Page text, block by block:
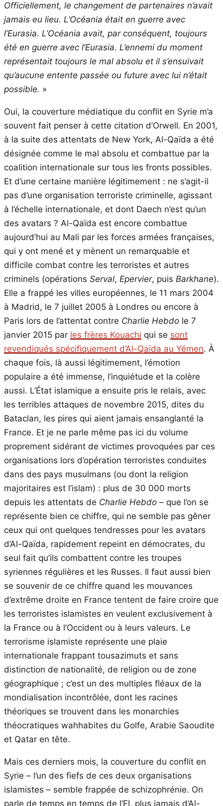
Officiellement, le changement de partenaires n’avait
jamais eu lieu. L’Océania était en guerre avec
l’Eurasia. L’Océania avait, par conséquent, toujours
été en guerre avec l’Eurasia. L’ennemi du moment
représentait toujours le mal absolu et il s’ensuivait
qu’aucune entente passée ou future avec lui n’était
possible. »
Oui, la couverture médiatique du conflit en Syrie m’a
souvent fait penser à cette citation d’Orwell. En 2001,
à la suite des attentats de New York, Al-Qaïda a été
désignée comme le mal absolu et combattue par la
coalition internationale sur tous les fronts possibles.
Et d’une certaine manière légitimement : ne s’agit-il
pas d’une organisation terroriste criminelle, agissant
à l’échelle internationale, et dont Daech n’est qu’un
des avatars ? Al-Qaïda est encore combattue
aujourd’hui au Mali par les forces armées françaises,
qui y ont mené et y mènent un remarquable et
difficile combat contre les terroristes et autres
criminels (opérations Serval, Epervier, puis Barkhane).
Elle a frappé les villes européennes, le 11 mars 2004
à Madrid, le 7 juillet 2005 à Londres ou encore à
Paris lors de l’attentat contre Charlie Hebdo le 7
janvier 2015 par les frères Kouachi qui se sont
revendiqués spécifiquement d’Al-Qaïda au Yémen. À
chaque fois, là aussi légitimement, l’émotion
populaire a été immense, l’inquiétude et la colère
aussi. L’État islamique a ensuite pris le relais, avec
les terribles attaques de novembre 2015, dites du
Bataclan, les pires qui aient jamais ensanglanté la
France. Et je ne parle même pas ici du volume
proprement sidérant de victimes provoquées par ces
organisations lors d’opération terroristes conduites
dans des pays musulmans (ou dont la religion
majoritaires est l’islam) : plus de 30 000 morts
depuis les attentats de Charlie Hebdo – que l’on se
représente bien ce chiffre, qui ne semble pas gêner
ceux qui ont quelques tendresses pour les avatars
d’Al-Qaïda, rapidement repeint en démocrates, du
seul fait qu’ils combattent contre les troupes
syriennes régulières et les Russes. Il faut aussi bien
se souvenir de ce chiffre quand les mouvances
d’extrême droite en France tentent de faire croire que
les terroristes islamistes en veulent exclusivement à
la France ou à l’Occident ou à leurs valeurs. Le
terrorisme islamiste représente une plaie
internationale frappant tousazimuts et sans
distinction de nationalité, de religion ou de zone
géographique ; c’est un des multiples fléaux de la
mondialisation incontrôlée, dont les racines
théoriques se trouvent dans les monarchies
théocratiques wahhabites du Golfe, Arabie Saoudite
et Qatar en tête.
Mais ces derniers mois, la couverture du conflit en
Syrie – l’un des fiefs de ces deux organisations
islamistes – semble frappée de schizophrénie. On
parle de temps en temps de l’EI, plus jamais d’Al-